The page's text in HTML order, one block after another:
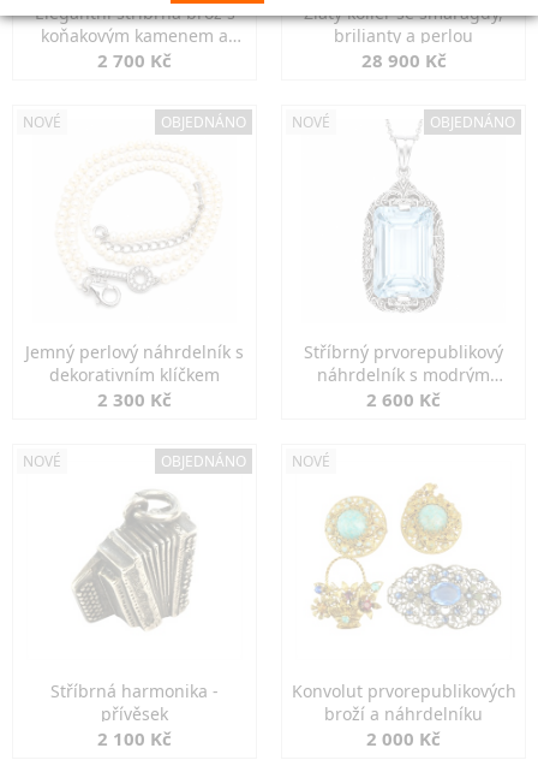
Elegantní stříbrná brož s
koňakovým kamenem a
markazity
2 700 Kč
Zlatý kolier se smaragdy,
brilianty a perlou
28 900 Kč
NOVÉ OBJEDNÁNO
Jemný perlový náhrdelník s
dekorativním klíčkem
2 300 Kč
NOVÉ OBJEDNÁNO
Stříbrný prvorepublikový
náhrdelník s modrým
spinelem
2 600 Kč
NOVÉ OBJEDNÁNO
Stříbrná harmonika -
přívěsek
2 100 Kč
NOVÉ
Konvolut prvorepublikových
broží a náhrdelníku
2 000 Kč